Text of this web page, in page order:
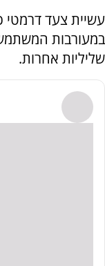
עשיית צעד דרמטי
במעורבות
שליליות אחרות.